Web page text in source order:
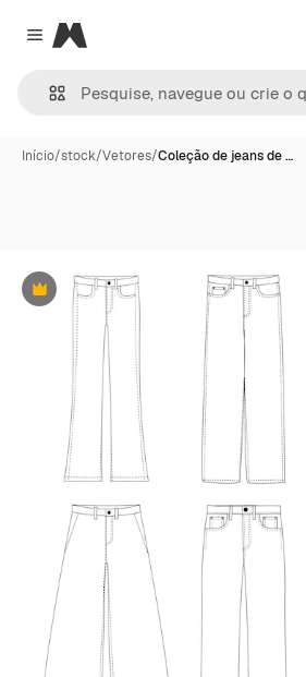
Close menu
Magnific
Início/stock/Vetores/Coleção de jeans de …
Premium